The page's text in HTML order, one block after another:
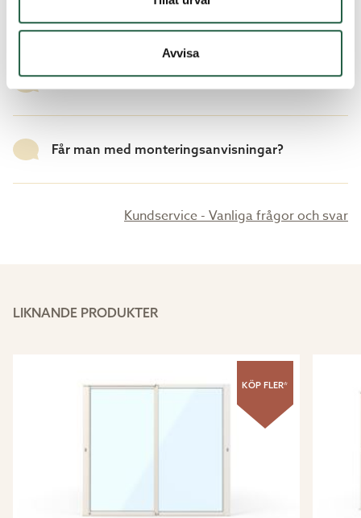
Avvisa
Hålmått - vad är det?
Får man med monteringsanvisningar?
Kundservice - Vanliga frågor och svar
LIKNANDE PRODUKTER
KÖP FLER*